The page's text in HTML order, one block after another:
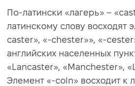
По-латински «лагерь» –
латинскому слову восходят
caster», «-chester»», «-
английских населенных
«Lancaster», «Manchester»,
Элемент «-coln» восходит к